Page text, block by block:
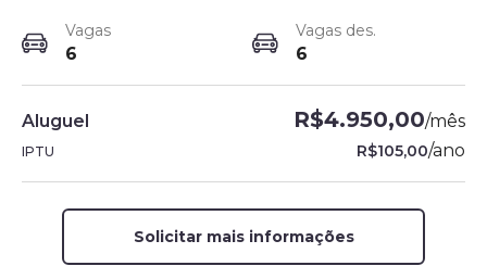
Vagas
6
Vagas des.
6
Aluguel R$4.950,00/mês
IPTU R$105,00/ano
Solicitar mais informações